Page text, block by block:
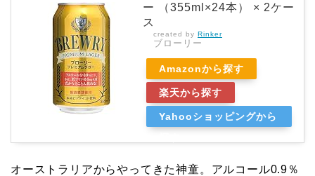
ー （355ml×24本） × 2ケー
ス
created by Rinker
ブローリー
Amazonから探す
楽天から探す
Yahooショッピングから
オーストラリアからやってきた神童。アルコール0.9％